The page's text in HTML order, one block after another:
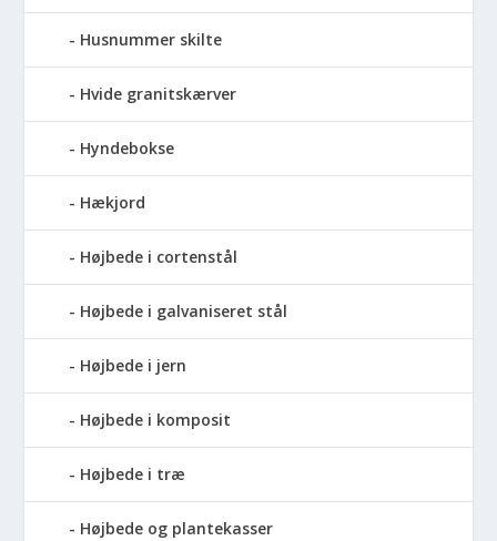
Husnummer skilte
Hvide granitskærver
Hyndebokse
Hækjord
Højbede i cortenstål
Højbede i galvaniseret stål
Højbede i jern
Højbede i komposit
Højbede i træ
Højbede og plantekasser